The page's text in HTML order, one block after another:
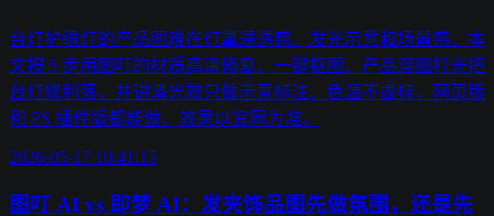
台灯护眼灯的产品图难在灯罩通透感、发光示意和场景感。本
文按 5 步用图叮的材质高清修复、一键抠图、产品溶图打光把
台灯修利落，并讲清光效只做示意标注、色温不虚标，网页版
和 PS 插件版都能做，效果以官网为准。
2026-05-17 10:41:15
图叮 AI vs 即梦 AI：发夹饰品图先做氛围，还是先